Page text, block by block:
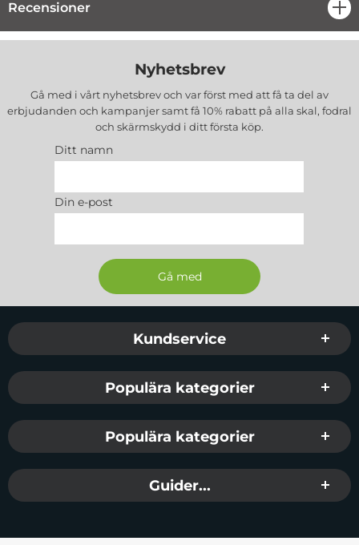
Recensioner
Nyhetsbrev
Gå med i vårt nyhetsbrev och var först med att få ta del av
erbjudanden och kampanjer samt få 10% rabatt på alla skal, fodral
och skärmskydd i ditt första köp.
Ditt namn
Din e-post
Sidfot Blandad info och länkar
Kundservice
Populära kategorier
Populära kategorier
Guider...